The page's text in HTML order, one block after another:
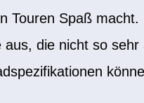
Touren Spaß
aus, die nicht so